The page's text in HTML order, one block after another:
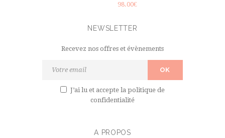
98.00€
NEWSLETTER
Recevez nos offres et évènements
J’ai lu et accepte la politique de
confidentialité
A PROPOS